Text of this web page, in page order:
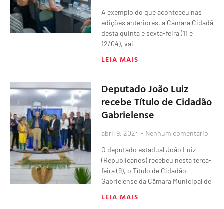
A exemplo do que aconteceu nas
edições anteriores, a Câmara Cidadã
desta quinta e sexta-feira (11 e
12/04), vai
LEIA MAIS
Deputado João Luiz
recebe Título de Cidadão
Gabrielense
abril 9, 2024 Nenhum comentário
O deputado estadual João Luiz
(Republicanos) recebeu nesta terça-
feira (9), o Título de Cidadão
Gabrielense da Câmara Municipal de
LEIA MAIS